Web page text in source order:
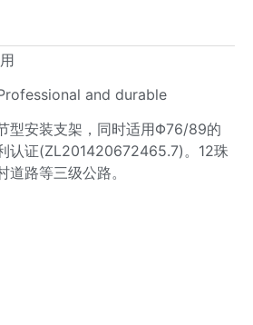
and durable
安装支架，同时适用Φ76/89的
认证(ZL201420672465.7)。12珠
路等三级公路。